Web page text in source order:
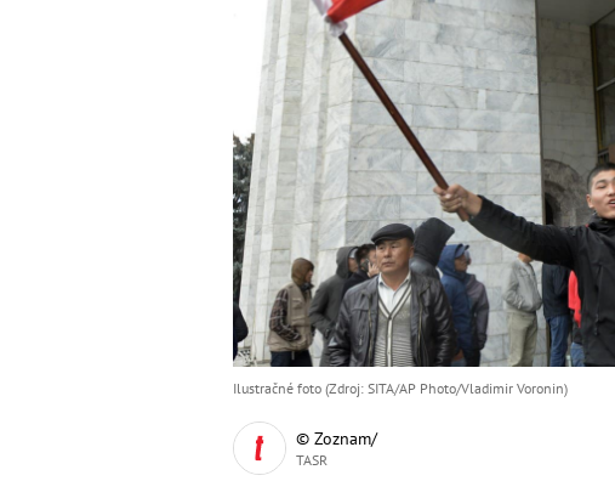
Ilustračné foto (Zdroj: SITA/AP Photo/Vladimir Voronin)
© Zoznam/
TASR